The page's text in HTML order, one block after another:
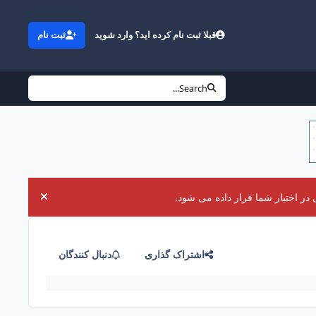
قبلا ثبت نام کرده اید؟ وارد شوید ثبت نام
Search...
اختیار شما قرار داده می شود.
اشتراک گذاری دنبال کنندگان